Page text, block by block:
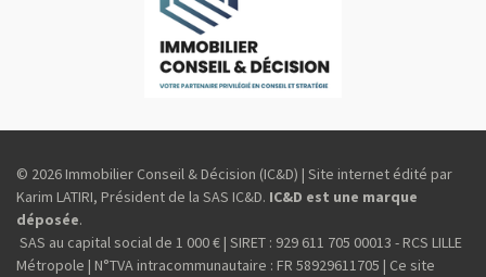
© 2026 Immobilier Conseil & Décision (IC&D) | Site internet édité par
Karim LATIRI, Président de la SAS IC&D. IC&D est une marque
déposée.
SAS au capital social de 1 000 € | SIRET : 929 611 705 00013 - RCS LILLE
Métropole | N°TVA intracommunautaire : FR 58929611705 | Ce site